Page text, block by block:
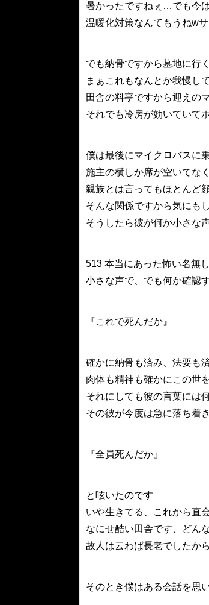
暑かったですねぇ…でも今
温暖化対策なんてもうねwサ
でも納骨ですから墓地に行
まぁこれもなんとか我慢し
田舎の料亭ですから迎えの
それでも冷房が効いていて
僕は最後にマイクロバスに
施主の横しか席が空いてな
親族とは言ってもほとんど
そんな関係ですから気にも
そうしたら彼が何か小さな
513 本当にあった怖い名無
小さな声で、でも何か確認
『これで死んだか』
確かに納骨も済み、法要も
肉体も精神も確かにこの世
それにしても彼の言葉には
その彼が今度は急に落ち着
『全員死んだか』
と呟いたのです
いや生きてる、これから直
なにせ酷い田舎です、どん
故人は云わば長老でしたか
そのとき僕はある会話を思